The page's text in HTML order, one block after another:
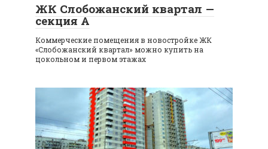
ЖК Слобожанский квартал —
секция A
Коммерческие помещения в новостройке ЖК
«Слобожанский квартал» можно купить на
цокольном и первом этажах